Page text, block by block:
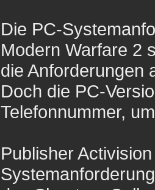
Die PC-
Modern Warfare 2
die Anforderungen
Doch die PC-
Telefonnummer,
Publisher